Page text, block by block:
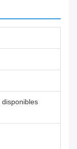
disponibles